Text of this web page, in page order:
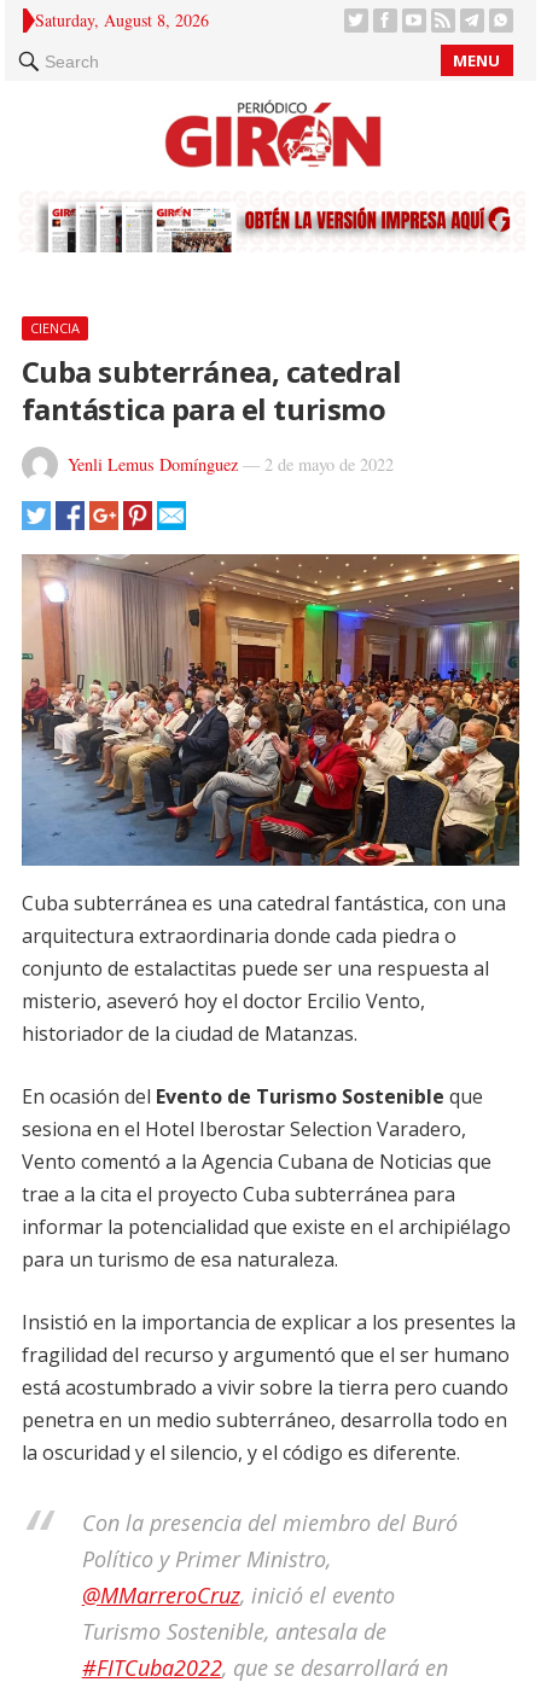
Saturday, August 8, 2026
Search MENU
CIENCIA
Cuba subterránea, catedral
fantástica para el turismo
Yenli Lemus Domínguez— 2 de mayo de 2022
Cuba subterránea es una catedral fantástica, con una
arquitectura extraordinaria donde cada piedra o
conjunto de estalactitas puede ser una respuesta al
misterio, aseveró hoy el doctor Ercilio Vento,
historiador de la ciudad de Matanzas.
En ocasión del Evento de Turismo Sostenible que
sesiona en el Hotel Iberostar Selection Varadero,
Vento comentó a la Agencia Cubana de Noticias que
trae a la cita el proyecto Cuba subterránea para
informar la potencialidad que existe en el archipiélago
para un turismo de esa naturaleza.
Insistió en la importancia de explicar a los presentes la
fragilidad del recurso y argumentó que el ser humano
está acostumbrado a vivir sobre la tierra pero cuando
penetra en un medio subterráneo, desarrolla todo en
la oscuridad y el silencio, y el código es diferente.
Con la presencia del miembro del Buró
Político y Primer Ministro,
@MMarreroCruz, inició el evento
Turismo Sostenible, antesala de
#FITCuba2022, que se desarrollará en